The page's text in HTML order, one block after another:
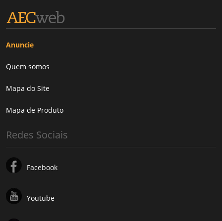
Anuncie
Quem somos
Mapa do Site
Mapa de Produto
Redes Sociais
Facebook
Youtube